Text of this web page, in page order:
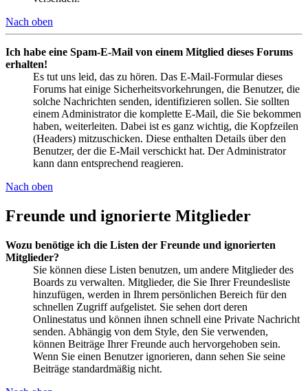
Nach oben
Ich habe eine Spam-E-Mail von einem Mitglied dieses Forums
erhalten!
Es tut uns leid, das zu hören. Das E-Mail-Formular dieses
Forums hat einige Sicherheitsvorkehrungen, die Benutzer, die
solche Nachrichten senden, identifizieren sollen. Sie sollten
einem Administrator die komplette E-Mail, die Sie bekommen
haben, weiterleiten. Dabei ist es ganz wichtig, die Kopfzeilen
(Headers) mitzuschicken. Diese enthalten Details über den
Benutzer, der die E-Mail verschickt hat. Der Administrator
kann dann entsprechend reagieren.
Nach oben
Freunde und ignorierte Mitglieder
Wozu benötige ich die Listen der Freunde und ignorierten
Mitglieder?
Sie können diese Listen benutzen, um andere Mitglieder des
Boards zu verwalten. Mitglieder, die Sie Ihrer Freundesliste
hinzufügen, werden in Ihrem persönlichen Bereich für den
schnellen Zugriff aufgelistet. Sie sehen dort deren
Onlinestatus und können ihnen schnell eine Private Nachricht
senden. Abhängig von dem Style, den Sie verwenden,
können Beiträge Ihrer Freunde auch hervorgehoben sein.
Wenn Sie einen Benutzer ignorieren, dann sehen Sie seine
Beiträge standardmäßig nicht.